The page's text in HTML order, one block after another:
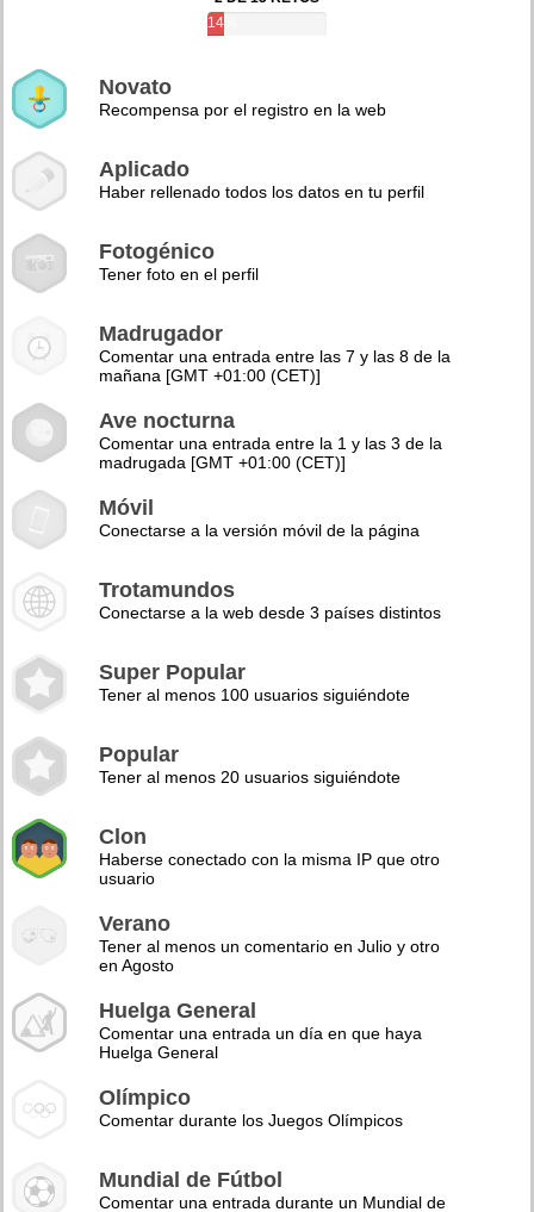
14%
Novato
Recompensa por el registro en la web
Aplicado
Haber rellenado todos los datos en tu perfil
Fotogénico
Tener foto en el perfil
Madrugador
Comentar una entrada entre las 7 y las 8 de la
mañana [GMT +01:00 (CET)]
Ave nocturna
Comentar una entrada entre la 1 y las 3 de la
madrugada [GMT +01:00 (CET)]
Móvil
Conectarse a la versión móvil de la página
Trotamundos
Conectarse a la web desde 3 países distintos
Super Popular
Tener al menos 100 usuarios siguiéndote
Popular
Tener al menos 20 usuarios siguiéndote
Clon
Haberse conectado con la misma IP que otro
usuario
Verano
Tener al menos un comentario en Julio y otro
en Agosto
Huelga General
Comentar una entrada un día en que haya
Huelga General
Olímpico
Comentar durante los Juegos Olímpicos
Mundial de Fútbol
Comentar una entrada durante un Mundial de